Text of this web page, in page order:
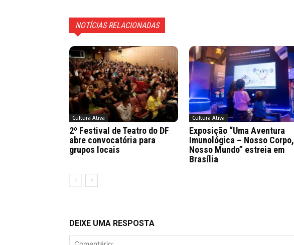
NOTÍCIAS RELACIONADAS
Cultura Ativa
2º Festival de Teatro do DF
abre convocatória para
grupos locais
Cultura Ativa
Exposição “Uma Aventura
Imunológica – Nosso Corpo,
Nosso Mundo” estreia em
Brasília
DEIXE UMA RESPOSTA